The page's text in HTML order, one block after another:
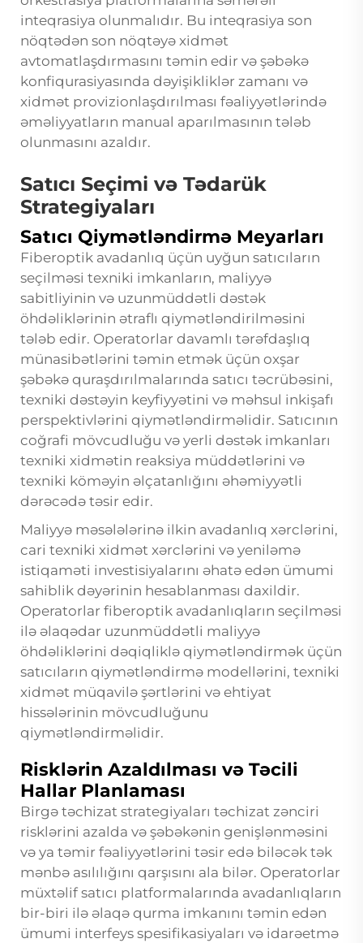
inteqrasiya olunmalıdır. Bu inteqrasiya son
nöqtədən son nöqtəyə xidmət
avtomatlaşdırmasını təmin edir və şəbəkə
konfiqurasiyasında dəyişikliklər zamanı və
xidmət provizionlaşdırılması fəaliyyətlərində
əməliyyatların manual aparılmasının tələb
olunmasını azaldır.
Satıcı Seçimi və Tədarük
Strategiyaları
Satıcı Qiymətləndirmə Meyarları
Fiberoptik avadanlıq üçün uyğun satıcıların
seçilməsi texniki imkanların, maliyyə
sabitliyinin və uzunmüddətli dəstək
öhdəliklərinin ətraflı qiymətləndirilməsini
tələb edir. Operatorlar davamlı tərəfdaşlıq
münasibətlərini təmin etmək üçün oxşar
şəbəkə quraşdırılmalarında satıcı təcrübəsini,
texniki dəstəyin keyfiyyətini və məhsul inkişafı
perspektivlərini qiymətləndirməlidir. Satıcının
coğrafi mövcudluğu və yerli dəstək imkanları
texniki xidmətin reaksiya müddətlərini və
texniki köməyin əlçatanlığını əhəmiyyətli
dərəcədə təsir edir.
Maliyyə məsələlərinə ilkin avadanlıq xərclərini,
cari texniki xidmət xərclərini və yeniləmə
istiqaməti investisiyalarını əhatə edən ümumi
sahiblik dəyərinin hesablanması daxildir.
Operatorlar fiberoptik avadanlıqların seçilməsi
ilə əlaqədar uzunmüddətli maliyyə
öhdəliklərini dəqiqliklə qiymətləndirmək üçün
satıcıların qiymətləndirmə modellərini, texniki
xidmət müqavilə şərtlərini və ehtiyat
hissələrinin mövcudluğunu
qiymətləndirməlidir.
Risklərin Azaldılması və Təcili
Hallar Planlaması
Birgə təchizat strategiyaları təchizat zənciri
risklərini azalda və şəbəkənin genişlənməsini
və ya təmir fəaliyyətlərini təsir edə biləcək tək
mənbə asılılığını qarşısını ala bilər. Operatorlar
müxtəlif satıcı platformalarında avadanlıqların
bir-biri ilə əlaqə qurma imkanını təmin edən
ümumi interfeys spesifikasiyaları və idarəetmə